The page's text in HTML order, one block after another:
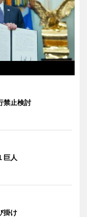
禁止検討
巨人
掛け